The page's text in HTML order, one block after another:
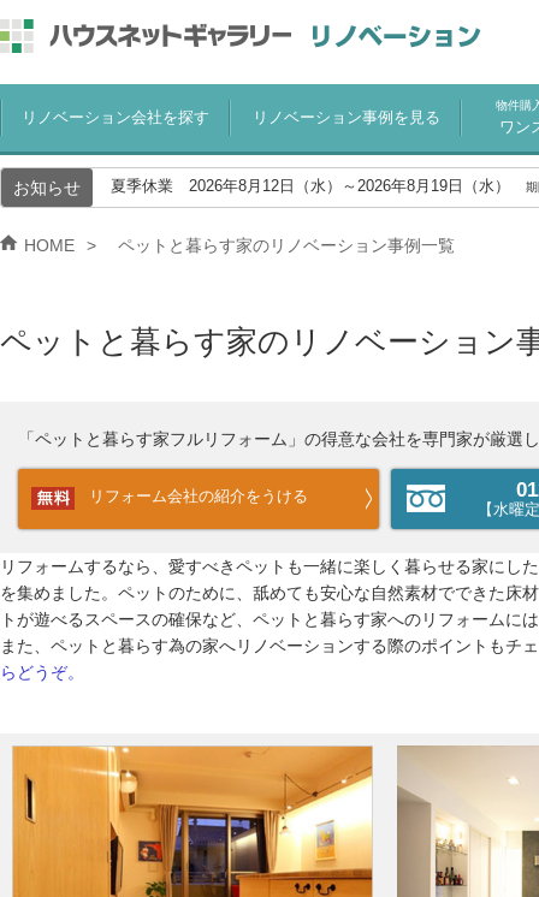
リノベーション会社を探す リノベーション事例を見る
物件購
ワン
お知らせ 夏季休業 2026年8月12日（水）～2026年8月19日（水）
HOME ペットと暮らす家のリノベーション事例一覧
ペットと暮らす家のリノベーション
「ペットと暮らす家フルリフォーム」の得意な会社を専門家が厳選
リフォーム会社の紹介をうける
【水曜
リフォームするなら、愛すべきペットも一緒に楽しく暮らせる家にし
を集めました。ペットのために、舐めても安心な自然素材でできた床
トが遊べるスペースの確保など、ペットと暮らす家へのリフォームに
また、ペットと暮らす為の家へリノベーションする際のポイントもチ
らどうぞ。